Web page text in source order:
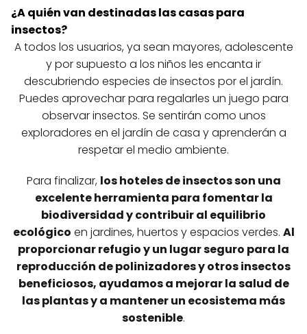
¿A quién van destinadas las casas para
insectos?
A todos los usuarios, ya sean mayores, adolescente
y por supuesto a los niños les encanta ir
descubriendo especies de insectos por el jardín.
Puedes aprovechar para regalarles un juego para
observar insectos. Se sentirán como unos
exploradores en el jardín de casa y aprenderán a
respetar el medio ambiente.
Para finalizar, los hoteles de insectos son una
excelente herramienta para fomentar la
biodiversidad y contribuir al equilibrio
ecológico en jardines, huertos y espacios verdes. Al
proporcionar refugio y un lugar seguro para la
reproducción de polinizadores y otros insectos
beneficiosos, ayudamos a mejorar la salud de
las plantas y a mantener un ecosistema más
sostenible.